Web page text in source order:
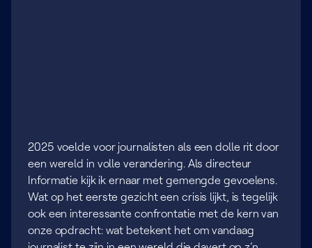
2025 voelde voor journalisten als een dolle rit door
een wereld in volle verandering. Als directeur
Informatie kijk ik ernaar met gemengde gevoelens.
Wat op het eerste gezicht een crisis lijkt, is tegelijk
ook een interessante confrontatie met de kern van
onze opdracht: wat betekent het om vandaag